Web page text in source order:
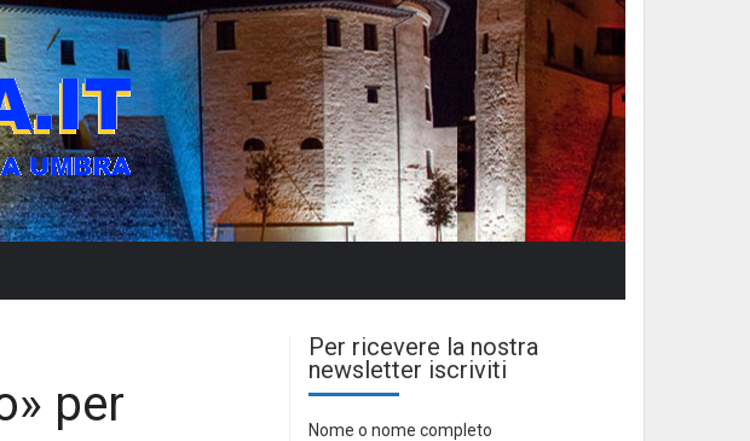
per
Per ricevere la nostra
newsletter iscriviti
Nome o nome completo